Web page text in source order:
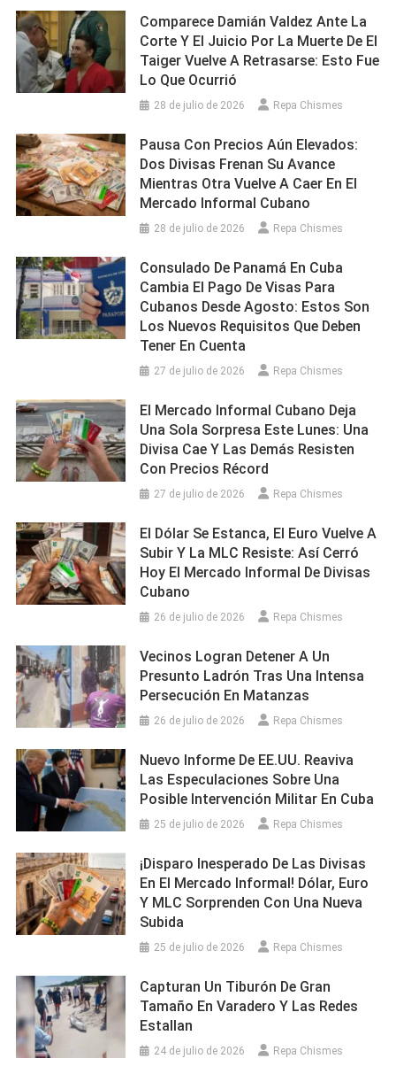
Comparece Damián Valdez Ante La
Corte Y El Juicio Por La Muerte De El
Taiger Vuelve A Retrasarse: Esto Fue
Lo Que Ocurrió
28 de julio de 2026 Repa Chismes
Pausa Con Precios Aún Elevados:
Dos Divisas Frenan Su Avance
Mientras Otra Vuelve A Caer En El
Mercado Informal Cubano
28 de julio de 2026 Repa Chismes
Consulado De Panamá En Cuba
Cambia El Pago De Visas Para
Cubanos Desde Agosto: Estos Son
Los Nuevos Requisitos Que Deben
Tener En Cuenta
27 de julio de 2026 Repa Chismes
El Mercado Informal Cubano Deja
Una Sola Sorpresa Este Lunes: Una
Divisa Cae Y Las Demás Resisten
Con Precios Récord
27 de julio de 2026 Repa Chismes
El Dólar Se Estanca, El Euro Vuelve A
Subir Y La MLC Resiste: Así Cerró
Hoy El Mercado Informal De Divisas
Cubano
26 de julio de 2026 Repa Chismes
Vecinos Logran Detener A Un
Presunto Ladrón Tras Una Intensa
Persecución En Matanzas
26 de julio de 2026 Repa Chismes
Nuevo Informe De EE.UU. Reaviva
Las Especulaciones Sobre Una
Posible Intervención Militar En Cuba
25 de julio de 2026 Repa Chismes
¡Disparo Inesperado De Las Divisas
En El Mercado Informal! Dólar, Euro
Y MLC Sorprenden Con Una Nueva
Subida
25 de julio de 2026 Repa Chismes
Capturan Un Tiburón De Gran
Tamaño En Varadero Y Las Redes
Estallan
24 de julio de 2026 Repa Chismes